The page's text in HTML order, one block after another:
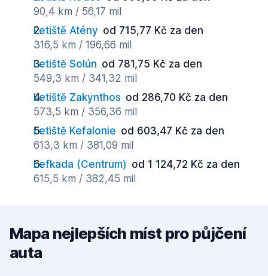
90,4 km / 56,17 mil
Letiště Atény od 715,77 Kč za den
316,5 km / 196,66 mil
Letiště Solún od 781,75 Kč za den
549,3 km / 341,32 mil
Letiště Zakynthos od 286,70 Kč za den
573,5 km / 356,36 mil
Letiště Kefalonie od 603,47 Kč za den
613,3 km / 381,09 mil
Lefkada (Centrum) od 1 124,72 Kč za den
615,5 km / 382,45 mil
Mapa nejlepších míst pro půjčení
auta